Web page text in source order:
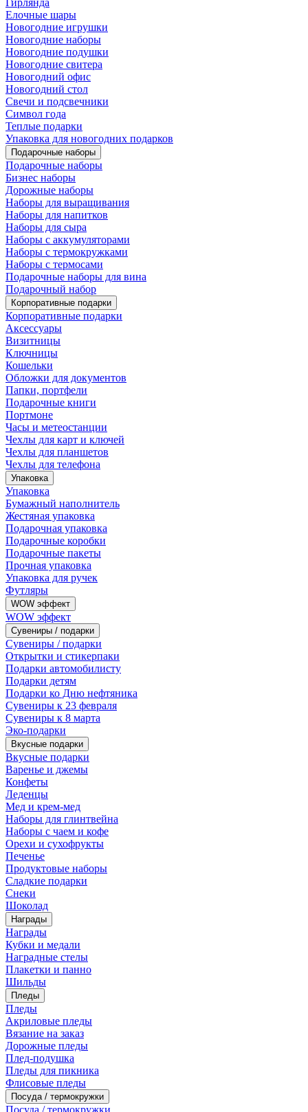
Елочные шары
Новогодние игрушки
Новогодние наборы
Новогодние подушки
Новогодние свитера
Новогодний офис
Новогодний стол
Свечи и подсвечники
Символ года
Теплые подарки
Упаковка для новогодних подарков
Подарочные наборы
Подарочные наборы
Бизнес наборы
Дорожные наборы
Наборы для выращивания
Наборы для напитков
Наборы для сыра
Наборы с аккумуляторами
Наборы с термокружками
Наборы с термосами
Подарочные наборы для вина
Подарочный набор
Корпоративные подарки
Корпоративные подарки
Аксессуары
Визитницы
Ключницы
Кошельки
Обложки для документов
Папки, портфели
Подарочные книги
Портмоне
Часы и метеостанции
Чехлы для карт и ключей
Чехлы для планшетов
Чехлы для телефона
Упаковка
Упаковка
Бумажный наполнитель
Жестяная упаковка
Подарочная упаковка
Подарочные коробки
Подарочные пакеты
Прочная упаковка
Упаковка для ручек
Футляры
WOW эффект
WOW эффект
Сувениры / подарки
Сувениры / подарки
Открытки и стикерпаки
Подарки автомобилисту
Подарки детям
Подарки ко Дню нефтяника
Сувениры к 23 февраля
Сувениры к 8 марта
Эко-подарки
Вкусные подарки
Вкусные подарки
Варенье и джемы
Конфеты
Леденцы
Мед и крем-мед
Наборы для глинтвейна
Наборы с чаем и кофе
Орехи и сухофрукты
Печенье
Продуктовые наборы
Сладкие подарки
Снеки
Шоколад
Награды
Награды
Кубки и медали
Наградные стелы
Плакетки и панно
Шильды
Пледы
Пледы
Акриловые пледы
Вязание на заказ
Дорожные пледы
Плед-подушка
Пледы для пикника
Флисовые пледы
Посуда / термокружки
Посуда / термокружки